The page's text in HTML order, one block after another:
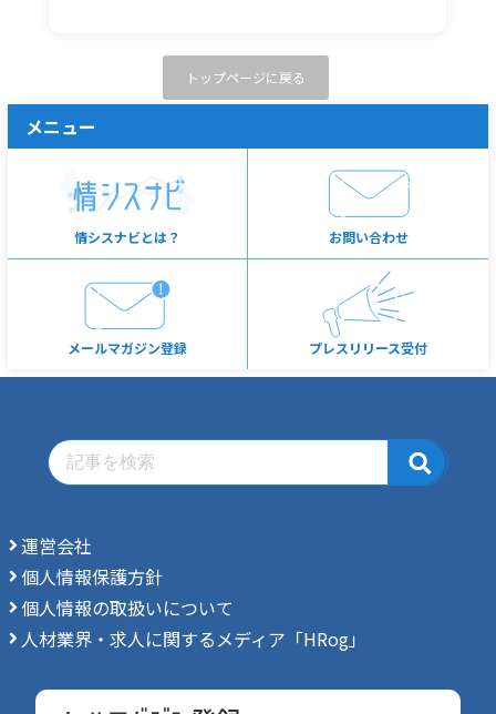
トップページに戻る
メニュー
情シスナビとは？ お問い合わせ
メールマガジン登録 プレスリリース受付
運営会社
個人情報保護方針
個人情報の取扱いについて
人材業界・求人に関するメディア「HRog」